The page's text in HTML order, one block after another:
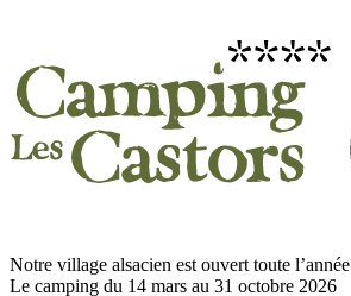
Notre village alsacien est ouvert toute l’année
Le camping du 14 mars au 31 octobre 2026